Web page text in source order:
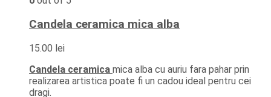
Candela ceramica mica alba
15.00 lei
Candela ceramica mica alba cu auriu fara pahar prin
realizarea artistica poate fi un cadou ideal pentru cei
dragi.